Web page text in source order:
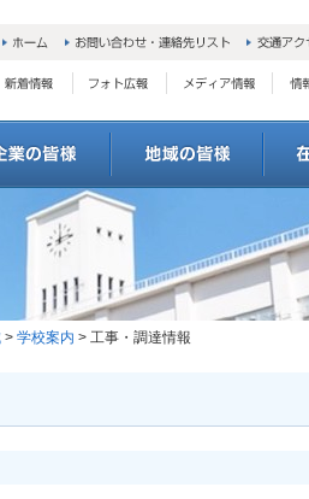
> 学校案内 > 工事・調達情報